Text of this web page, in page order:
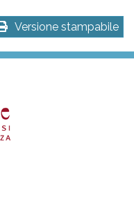
Versione stampabile